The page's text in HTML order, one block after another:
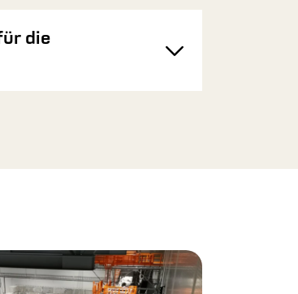
die
Toggle